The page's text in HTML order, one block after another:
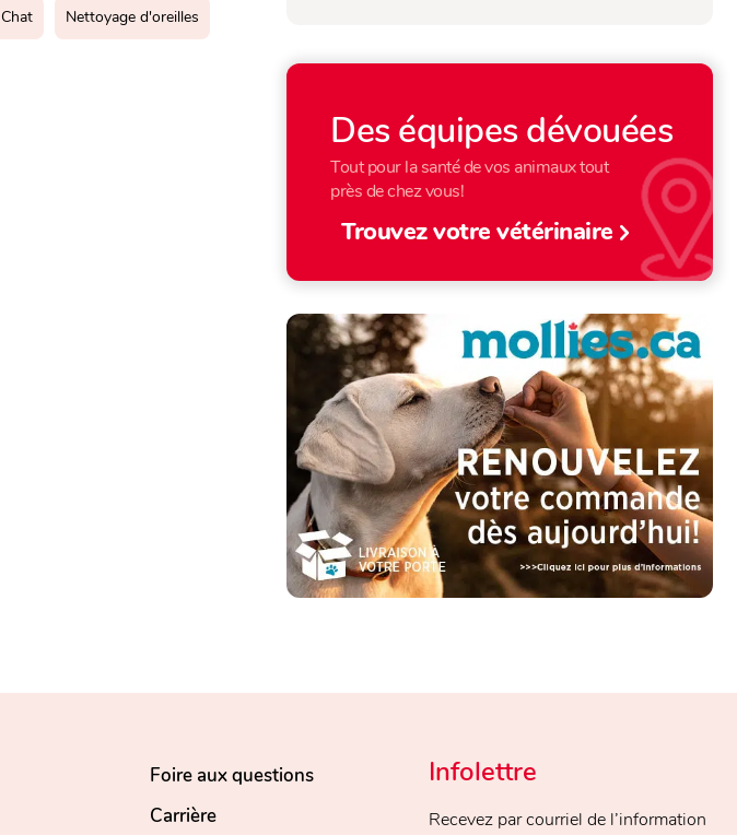
Chat Nettoyage d'oreilles
Des équipes dévouées
Tout pour la santé de vos animaux tout
près de chez vous!
Trouvez votre vétérinaire
Foire aux questions
Carrière
Infolettre
Recevez par courriel de l’information